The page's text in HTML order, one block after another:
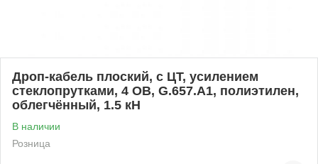
Дроп-кабель плоский, с ЦТ, усилением
стеклопрутками, 4 ОВ, G.657.A1, полиэтилен,
облегчённый, 1.5 кН
В наличии
Розница